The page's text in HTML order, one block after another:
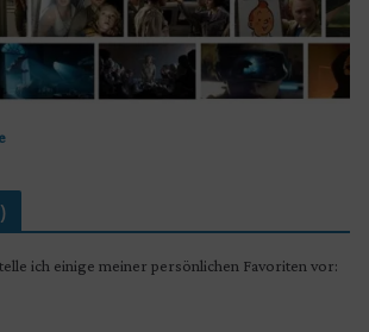
ich einige meiner persönlichen Favoriten vor: